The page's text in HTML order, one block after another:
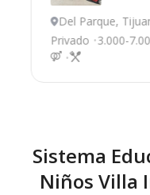
Del Parque,
Privado 3.000-
Sistema
Niños Villa